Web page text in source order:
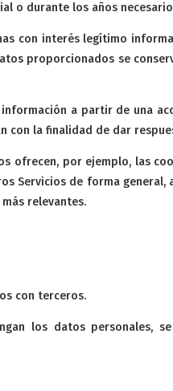
o durante los años
con interés legítimo
proporcionados se
información a partir de
con la finalidad de dar
ofrecen, por ejemplo,
Servicios de forma
relevantes.
con terceros.
los datos personales,